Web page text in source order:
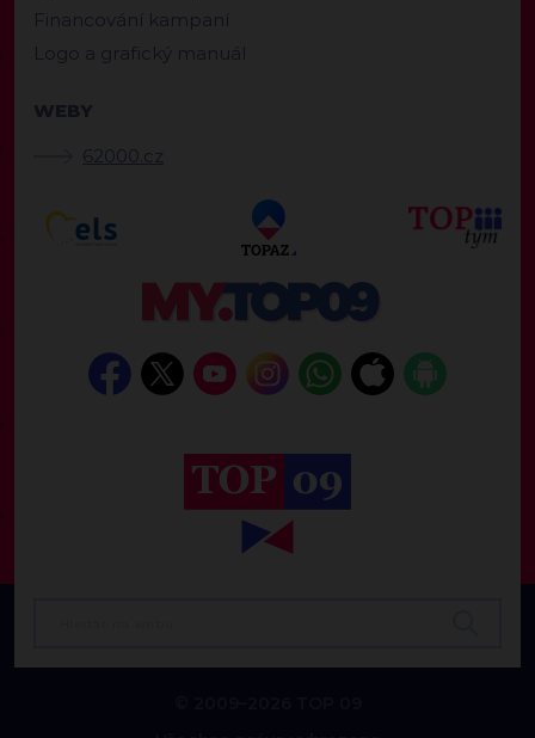
Financování kampaní
Logo a grafický manuál
WEBY
62000.cz